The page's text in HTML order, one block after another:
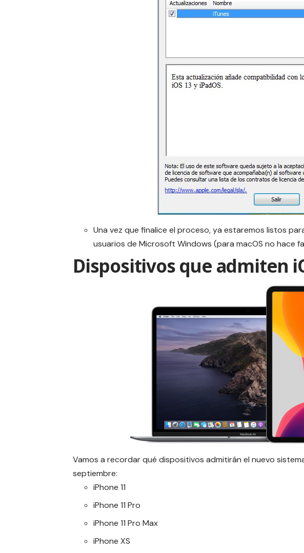
Una vez que finalice el proceso, ya estaremos listos
usuarios de Microsoft Windows (para macOS no hace
Dispositivos que admiten
Vamos a recordar qué dispositivos admitirán el nuevo
septiembre:
iPhone 11
iPhone 11 Pro
iPhone 11 Pro Max
iPhone XS